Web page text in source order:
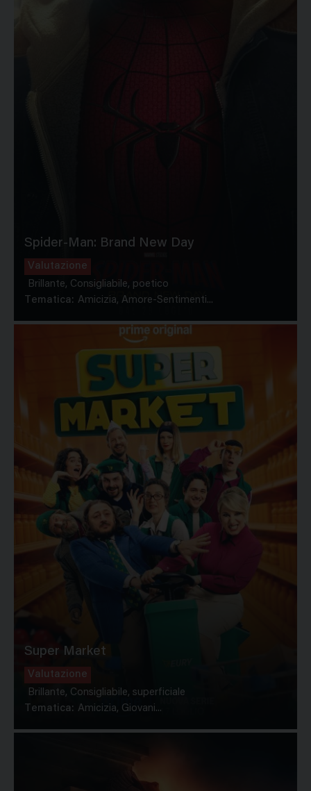
Spider-Man: Brand New Day
Valutazione
Brillante, Consigliabile, poetico
Tematica: Amicizia, Amore-Sentimenti...
Super Market
Valutazione
Brillante, Consigliabile, superficiale
Tematica: Amicizia, Giovani...